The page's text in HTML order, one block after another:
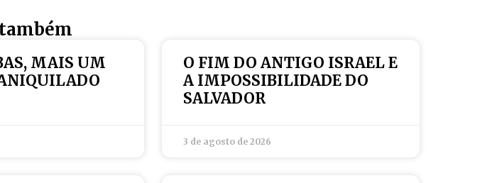
MAIS UM
O FIM DO ANTIGO ISRAEL E
A IMPOSSIBILIDADE DO
SALVADOR
3 de agosto de 2026